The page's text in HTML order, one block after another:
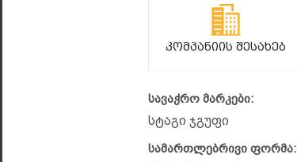
Კომპანიის Შესახებ
სავაჭრო მარკები:
სტაგი ჯგუფი
სამართლებრივი ფორმა: